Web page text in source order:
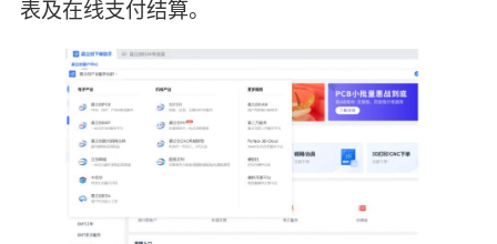
表及在线支付结算。